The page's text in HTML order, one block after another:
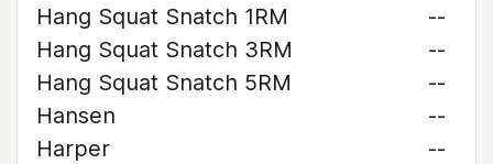
Hang Squat Snatch 1RM
--
Hang Squat Snatch 3RM
--
Hang Squat Snatch 5RM
--
Hansen
--
Harper
--